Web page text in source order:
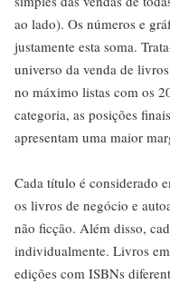
ao lado). Os números e
justamente esta soma.
universo da venda de
no máximo listas com os
categoria, as posições
apresentam uma maior
Cada título é considerado
os livros de negócio e
não ficção. Além disso,
individualmente. Livros
edições com ISBNs